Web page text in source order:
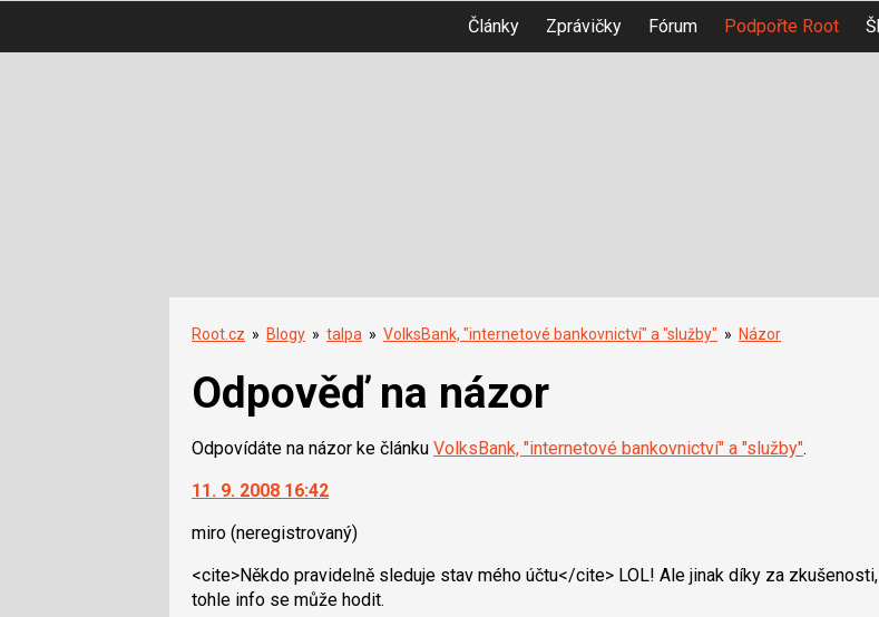
Články Zprávičky Fórum Podpořte Root
Root.cz » Blogy » talpa » VolksBank, "internetové bankovnictví" a "služby" » Názor
Odpověď na názor
Odpovídáte na názor ke článku VolksBank, "internetové bankovnictví" a "služby".
11. 9. 2008 16:42
miro (neregistrovaný)
<cite>Někdo pravidelně sleduje stav mého účtu</cite> LOL! Ale jinak díky za zkušenosti,
tohle info se může hodit.